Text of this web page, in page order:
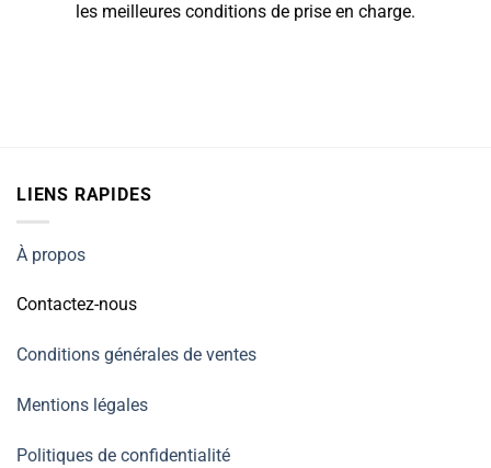
les meilleures conditions de prise en charge.
LIENS RAPIDES
À propos
Contactez-nous
Conditions générales de ventes
Mentions légales
Politiques de confidentialité